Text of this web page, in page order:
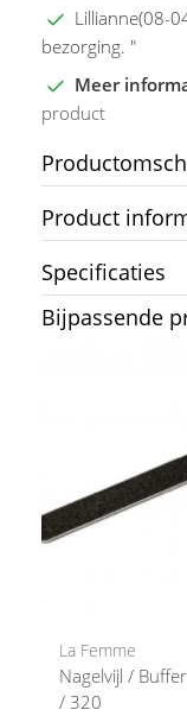
Lillianne(08-
bezorging. "
Meer
product
Product
Specificaties
Bijpassende
La Femme
Nagelvijl /
/ 320